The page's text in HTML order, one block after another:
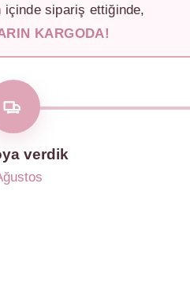
içinde sipariş ettiğinde,
KARGODA!
verdik